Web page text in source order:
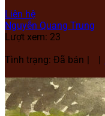
Liên hệ
Nguyễn Quang Trung
Lượt xem: 23
Tình trạng: Đã bán